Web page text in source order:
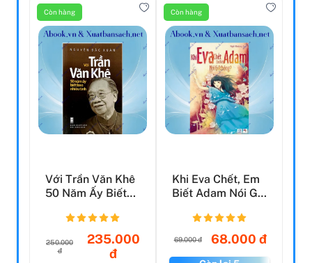
Còn hàng
Với Trần Văn Khê
50 Năm Ấy Biết
250.000
đ
235.000
đ
Còn hàng
Khi Eva Chết, Em
Biết Adam Nói Gì
69.000 đ 68.000 đ